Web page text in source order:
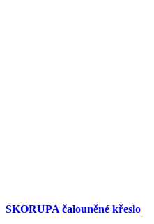
SKORUPA čalouněné křeslo